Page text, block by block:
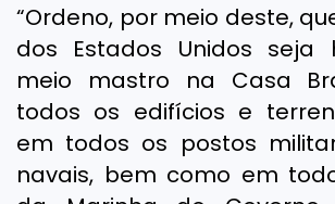
“Ordeno, por meio deste,
dos Estados Unidos seja
meio mastro na Casa
todos os edifícios e
em todos os postos
navais, bem como em